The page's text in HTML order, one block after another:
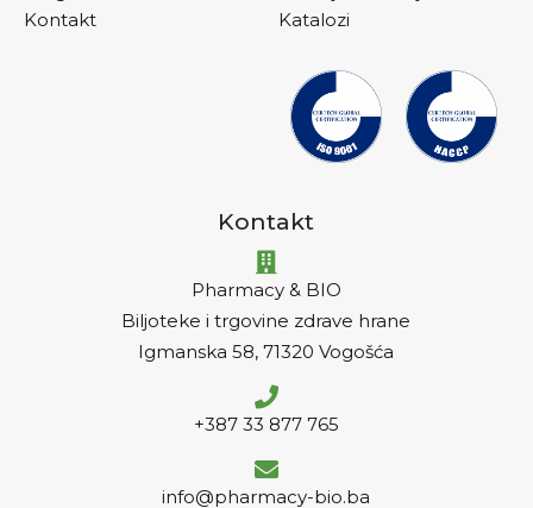
Kontakt
Katalozi
Kontakt
Pharmacy & BIO
Biljoteke i trgovine zdrave hrane
Igmanska 58, 71320 Vogošća
+387 33 877 765
info@pharmacy-bio.ba